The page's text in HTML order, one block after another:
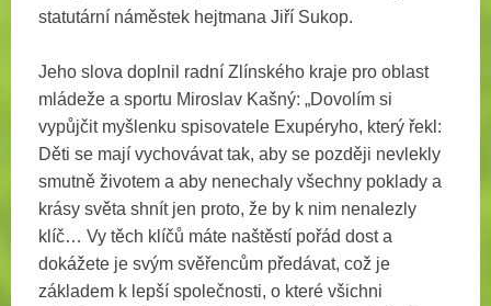
statutární náměstek hejtmana Jiří Sukop.
Jeho slova doplnil radní Zlínského kraje pro oblast
mládeže a sportu Miroslav Kašný: „Dovolím si
vypůjčit myšlenku spisovatele Exupéryho, který řekl:
Děti se mají vychovávat tak, aby se později nevlekly
smutně životem a aby nenechaly všechny poklady a
krásy světa shnít jen proto, že by k nim nenalezly
klíč… Vy těch klíčů máte naštěstí pořád dost a
dokážete je svým svěřencům předávat, což je
základem k lepší společnosti, o které všichni